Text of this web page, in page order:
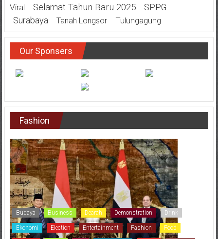
Viral
Selamat Tahun Baru 2025
SPPG
Surabaya
Tanah Longsor Tulungagung
Our Sponsers
Fashion
Budaya Business Dearah Demonstration Drink
Ekonomi Election Entertainment Fashion Food